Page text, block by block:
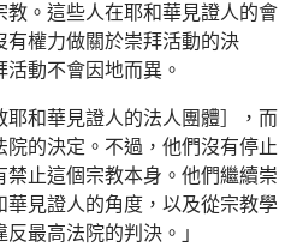
。這些人在耶和華見證人的會
權力做關於崇拜活動的決
動不會因地而異。
耶和華見證人的法人團體］，而
的決定。不過，他們沒有停止
止這個宗教本身。他們繼續崇
見證人的角度，以及從宗教學
最高法院的判決。」